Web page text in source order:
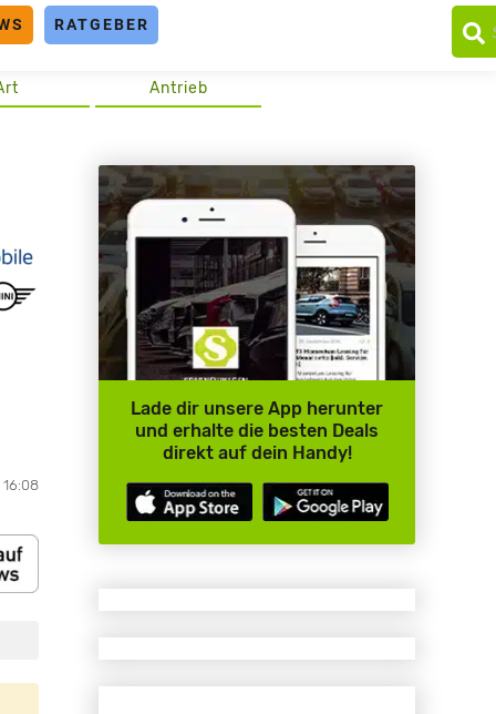
RATGEBER
Antrieb
16:08
Lade dir unsere App herunter
und erhalte die besten Deals
direkt auf dein Handy!